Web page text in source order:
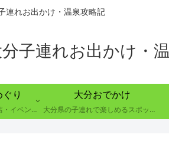
連れお出かけ・温泉攻略記
子連れお出かけ・
り
大分県のめぐった飲食店・イベントのレポート
大分おでかけ
大分県の子連れで楽しめるスポットの紹介